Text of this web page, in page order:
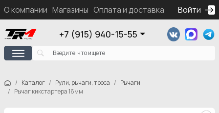
О компании Магазины Оплата и доставка Контакты
Войти
+7 (915) 940-15-55
Каталог Рули, рычаги, троса
Рычаги
Рычаг кикстартера 16мм